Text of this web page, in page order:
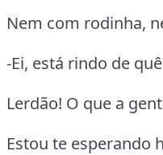
Nem com rodinha,
-Ei, está rindo de
Lerdão! O que a
Estou te esperando